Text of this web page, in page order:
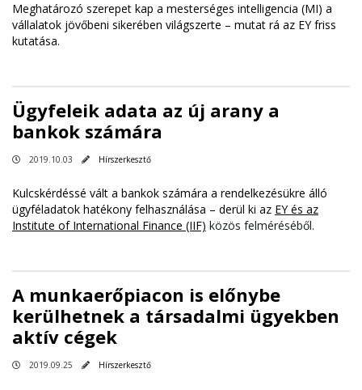
Meghatározó szerepet kap a mesterséges intelligencia (MI) a
vállalatok jövőbeni sikerében világszerte – mutat rá az EY friss
kutatása.
Ügyfeleik adata az új arany a
bankok számára
2019.10.03 Hírszerkesztő
Kulcskérdéssé vált a bankok számára a rendelkezésükre álló
ügyféladatok hatékony felhasználása – derül ki az EY és az
Institute of International Finance (IIF) közös felméréséből.
A munkaerőpiacon is előnybe
kerülhetnek a társadalmi ügyekben
aktív cégek
2019.09.25 Hírszerkesztő